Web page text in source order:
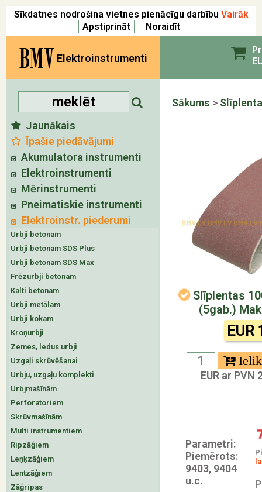
Sīkdatnes nodrošina vietnes pienācīgu darbību Vairāk
BMV Elektroinstrumenti
Jaunākais
Īpašie piedāvājumi
Akumulatora instrumenti
Elektroinstrumenti
Mērinstrumenti
Pneimatiskie instrumenti
Elektroinstr. piederumi
Urbji betonam
Urbji betonam SDS Plus
Urbji betonam SDS Max
Frēzurbji betonam
Kalti betonam
Urbji metālam
Urbji kokam
Kroņurbji
Zemes, ledus urbji
Uzgaļi skrūvēšanai
Urbju, uzgaļu komplekti
Urbjmašīnām
Perforatoriem
Skrūvmašīnām
Multi instrumentiem
Ripzāģiem
Leņķzāģiem
Lentzāģiem
Zāģripas
Sākums >
Slīplentas
(5gab.)
EUR
EUR ar PVN
Parametri:
Piemērots:
9403, 9404
u.c.